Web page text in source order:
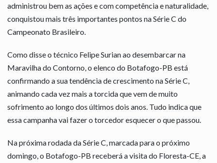
administrou bem as ações e com competência e naturalidade,
conquistou mais três importantes pontos na Série C do
Campeonato Brasileiro.
Como disse o técnico Felipe Surian ao desembarcar na
Maravilha do Contorno, o elenco do Botafogo-PB está
confirmando a sua tendência de crescimento na Série C,
animando cada vez mais a torcida que vem de muito
sofrimento ao longo dos últimos dois anos. Tudo indica que
essa campanha vai fazer o torcedor esquecer o que passou.
Na próxima rodada da Série C, marcada para o próximo
domingo, o Botafogo-PB receberá a visita do Floresta-CE, a